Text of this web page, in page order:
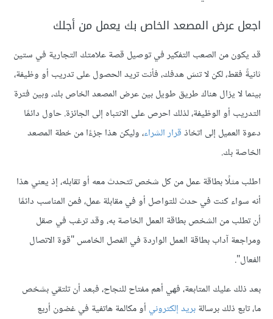
اجعل عرض المصعد الخاص بك يعمل من أجلك
قد يكون من الصعب التفكير في توصيل قصة علامتك التجارية في ستين
ثانيةً فقط، لكن لا تنسَ هدفك، فأنت تريد الحصول على تدريب أو وظيفة،
بينما لا يزال هناك طريق طويل بين عرض المصعد الخاص بك، وبين فترة
التدريب أو الوظيفة، لذلك احرص على الانتباه إلى الجائزة. حاول دائمًا
دعوة العميل إلى اتخاذقرار الشراء، وليكن هذا جزءًا من خطة المصعد
الخاصة بك.
اطلب مثلًا بطاقة عمل من كل شخص تتحدث معه أو تقابله، إذ يعني هذا
أنه سواء كنت في حدث للتواصل أو في مقابلة عمل، فمن المناسب دائمًا
أن تطلب من الشخص بطاقة العمل الخاصة به، وقد ترغب في صقل
ومراجعة آداب بطاقة العمل الواردة في الفصل الخامس "قوة الاتصال
الفعال".
بعد ذلك عليك المتابعة، فهي أهم مفتاح للنجاح، فبعد أن تلتقي بشخص
ما، تابع ذلك برسالةبريد إلكتروني أو مكالمة هاتفية في غضون أربع